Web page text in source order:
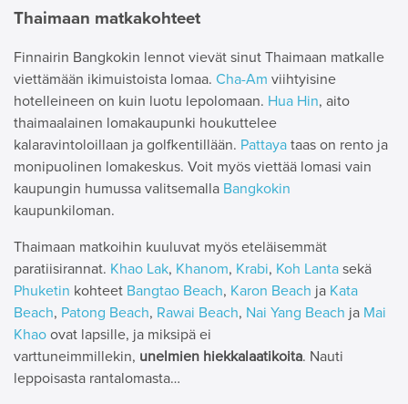
Thaimaan matkakohteet
Finnairin Bangkokin lennot vievät sinut Thaimaan matkalle
viettämään ikimuistoista lomaa. Cha-Am viihtyisine
hotelleineen on kuin luotu lepolomaan. Hua Hin, aito
thaimaalainen lomakaupunki houkuttelee
kalaravintoloillaan ja golfkentillään. Pattaya taas on rento ja
monipuolinen lomakeskus. Voit myös viettää lomasi vain
kaupungin humussa valitsemalla Bangkokin
kaupunkiloman.
Thaimaan matkoihin kuuluvat myös eteläisemmät
paratiisirannat. Khao Lak, Khanom, Krabi, Koh Lanta sekä
Phuketin kohteet Bangtao Beach, Karon Beach ja Kata
Beach, Patong Beach, Rawai Beach, Nai Yang Beach ja Mai
Khao ovat lapsille, ja miksipä ei
varttuneimmillekin, unelmien hiekkalaatikoita. Nauti
leppoisasta rantalomasta…